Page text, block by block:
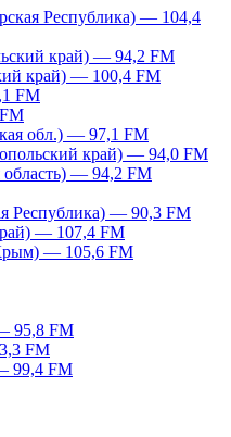
Республика) — 104,4
край) — 94,2 FM
край) — 100,4 FM
FM
обл.) — 97,1 FM
край) — 94,0 FM
область) — 94,2 FM
Республика) — 90,3 FM
— 107,4 FM
— 105,6 FM
95,8 FM
FM
99,4 FM